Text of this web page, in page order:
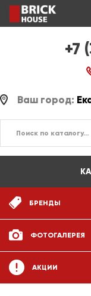
+7
Ваш город:
БРЕНДЫ
ФОТОГАЛЕРЕЯ
АКЦИИ